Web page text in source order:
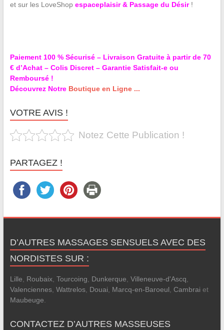
et sur les LoveShop espaceplaisir & Passage du Désir!
Paiement 100 % Sécurisé – Livraison Gratuite à partir de 70
€ d’Achat – Colis Discret – Garantie Satisfait-e ou
Remboursé !
Découvrez Notre Boutique en Ligne ...
VOTRE AVIS !
Notez Cette Publication !
PARTAGEZ !
D’AUTRES MASSAGES SENSUELS AVEC DES
NORDISTES SUR :
Lille Roubaix, Tourcoing Dunkerque Villeneuve-d'Ascq
Valenciennes, Wattrelos, Douai Marcq-en-Baroeul Cambrai et
Maubeuge
CONTACTEZ D’AUTRES MASSEUSES